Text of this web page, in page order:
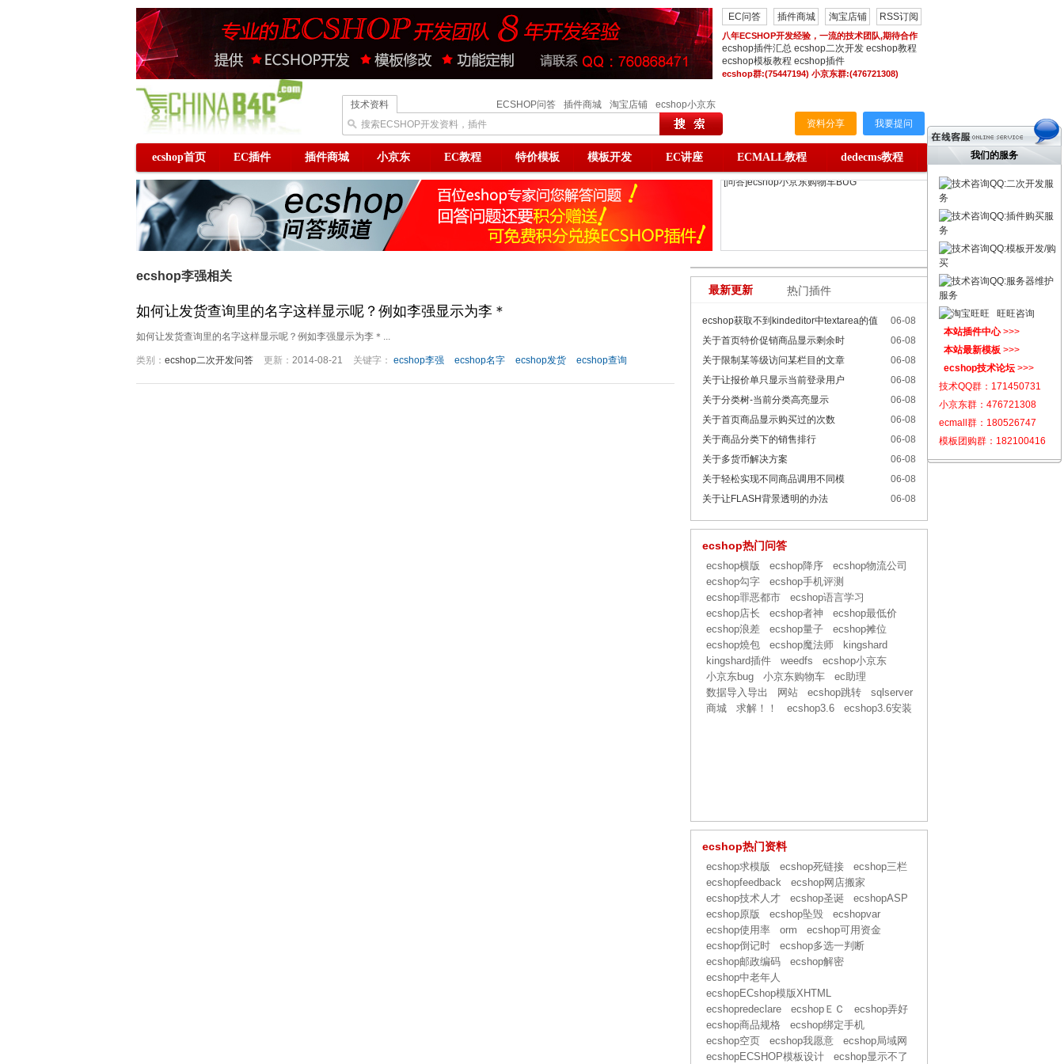
EC问答 插件商城 淘宝店铺 RSS订阅
八年ECSHOP开发经验，一流的技术团队,期待合作
ecshop插件汇总 ecshop二次开发 ecshop教程
ecshop模板教程 ecshop插件
ecshop群:(75447194) 小京东群:(476721308)
技术资料
搜索ECSHOP开发资料，插件
ECSHOP问答 插件商城 淘宝店铺
ecshop小京东
资料分享
我要提问
ecshop首页 EC插件 插件商城 小京东 EC教程 特价模板 模板开发 EC讲座 ECMALL教程 dedecms教程
[问答]更改首页文字信息几个小
[问答]ECshop v2.7.3版 夺宝奇兵活
[问答]ecshop3.6如何安装
ecshop李强相关
如何让发货查询里的名字这样显示呢？例如李强显示为李＊
如何让发货查询里的名字这样显示呢？例如李强显示为李＊...
类别： ecshop二次开发问答 更新： 2014-08-21 关键字： ecshop李强 ecshop名字 ecshop发货 ecshop查询
最新更新
06-08
ecshop获取不到kindeditor中textarea的值
06-08
关于首页特价促销商品显示剩余时
06-08
关于限制某等级访问某栏目的文章
06-08
关于让报价单只显示当前登录用户
06-08
关于分类树-当前分类高亮显示
06-08
关于首页商品显示购买过的次数
06-08
关于商品分类下的销售排行
06-08
关于多货币解决方案
06-08
关于轻松实现不同商品调用不同模
06-08
关于让FLASH背景透明的办法
热门插件
ecshop热门问答
ecshop横版 ecshop降序
ecshop物流公司
ecshop勾字
ecshop手机评测
ecshop罪恶都市
ecshop语言学习
ecshop店长
ecshop者神
ecshop最低价
ecshop浪差
ecshop量子
ecshop摊位
ecshop燒包
ecshop魔法师
kingshard
kingshard插件
weedfs
ecshop小京东
小京东bug
小京东购物车
ec助理
数据导入导出
网站 ecshop跳转
sqlserver
商城
求解！！ ecshop3.6 ecshop3.6安装
ecshop热门资料
ecshop求模版 ecshop死链接
ecshop三栏
ecshopfeedback
ecshop网店搬家
ecshop技术人才
ecshop圣诞
ecshopASP
ecshop原版
ecshop坠毁
ecshopvar
ecshop使用率
orm
ecshop可用资金
ecshop倒记时
ecshop多选一判断
ecshop邮政编码
ecshop解密
ecshop中老年人
ecshopECshop模版XHTML
ecshopredeclare
ecshopＥＣ
ecshop弄好
ecshop商品规格
ecshop绑定手机
ecshop空页
ecshop我愿意
ecshop局域网
ecshopECSHOP模板设计
ecshop显示不了
我们的服务
QQ:二次开发服
务
QQ:插件购买服
务
QQ:模板开发/购
买
QQ:服务器维护
服务
旺旺咨询
本站插件中心>>>
本站最新模板 >>>
ecshop技术论坛 >>>
技术QQ群： 171450731
小京东群： 476721308
ecmall群： 180526747
模板团购群： 182100416